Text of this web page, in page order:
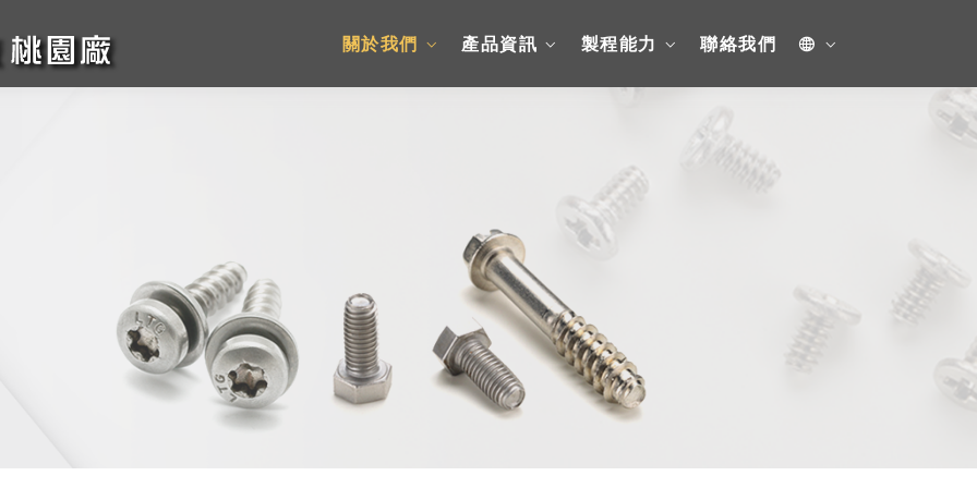
關於我們 產品資訊 製程能力 聯絡我們